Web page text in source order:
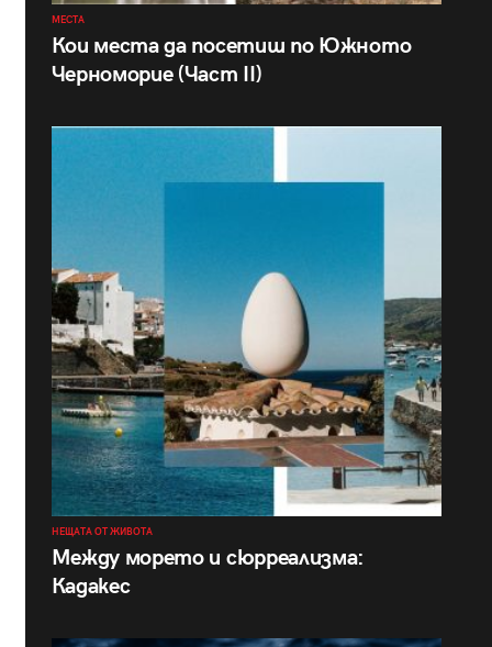
МЕСТА
Кои места да посетиш по Южното
Черноморие (Част II)
НЕЩАТА ОТ ЖИВОТА
Между морето и сюрреализма:
Кадакес